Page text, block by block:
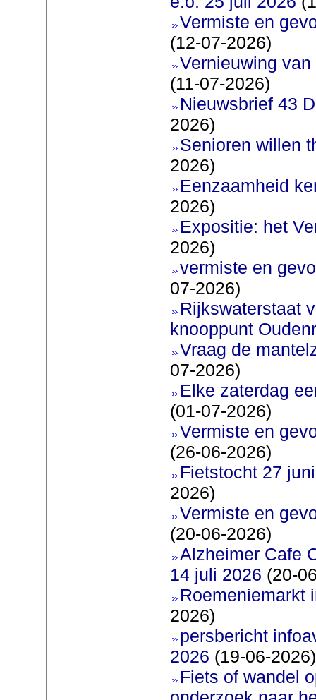
Vermiste en
(12-07-2026)
Vernieuwing
(11-07-2026)
Nieuwsbrief 43
2026)
Senioren willen
2026)
Eenzaamheid
2026)
Expositie: het
2026)
vermiste en
07-2026)
Rijkswaterstaat
knooppunt
Vraag de
07-2026)
Elke zaterdag
(01-07-2026)
Vermiste en
(26-06-2026)
Fietstocht 27
2026)
Vermiste en
(20-06-2026)
Alzheimer Cafe
14 juli 2026 (20-
Roemeniemarkt
2026)
persbericht
2026 (19-06-2026)
Fiets of wandel